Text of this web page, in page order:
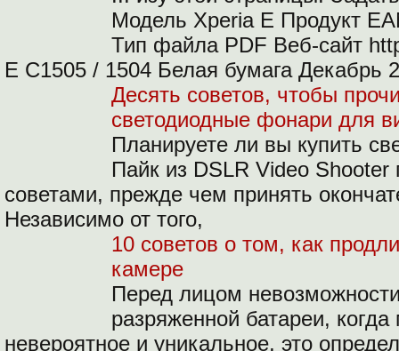
Модель Xperia E Продукт
Тип файла PDF Веб-сайт
E C1505 / 1504 Белая бумага Декабрь
Десять советов, чтобы
светодиодные фонари для
Планируете ли вы купить
Пайк из DSLR Video
советами, прежде чем принять
Независимо от того,
10 советов о том, как
камере
Перед лицом
разряженной батареи,
невероятное и уникальное, это